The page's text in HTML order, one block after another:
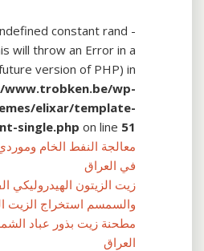
constant rand -
will throw an Error in a
version of PHP) in
wp-
elixar/template-
single.php on line 51
معالجة النفط الخام
في العراق
زيت الزيتون الهيدروليكي
والسمسم استخراج الزيت
العراق